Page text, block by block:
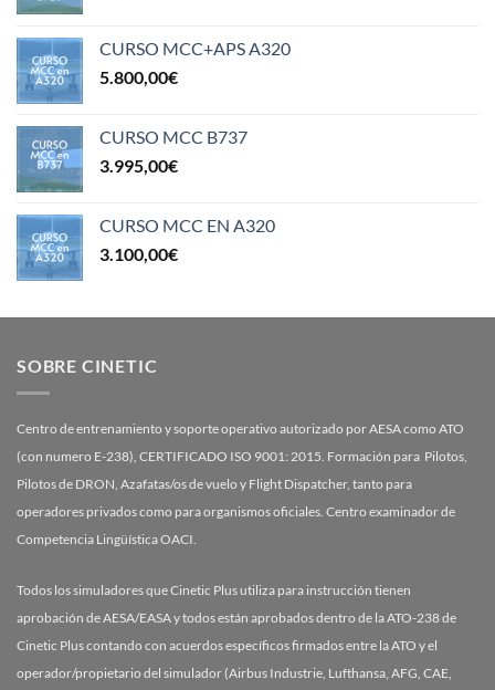
CURSO MCC+APS A320
5.800,00€
CURSO MCC B737
3.995,00€
CURSO MCC EN A320
3.100,00€
SOBRE CINETIC
Centro de entrenamiento y soporte operativo autorizado por AESA como ATO
(con numero E-238), CERTIFICADO ISO 9001: 2015. Formación para Pilotos,
Pilotos de DRON, Azafatas/os de vuelo y Flight Dispatcher, tanto para
operadores privados como para organismos oficiales. Centro examinador de
Competencia Lingüística OACI.
Todos los simuladores que Cinetic Plus utiliza para instrucción tienen
aprobación de AESA/EASA y todos están aprobados dentro de la ATO-238 de
Cinetic Plus contando con acuerdos específicos firmados entre la ATO y el
operador/propietario del simulador (Airbus Industrie, Lufthansa, AFG, CAE,